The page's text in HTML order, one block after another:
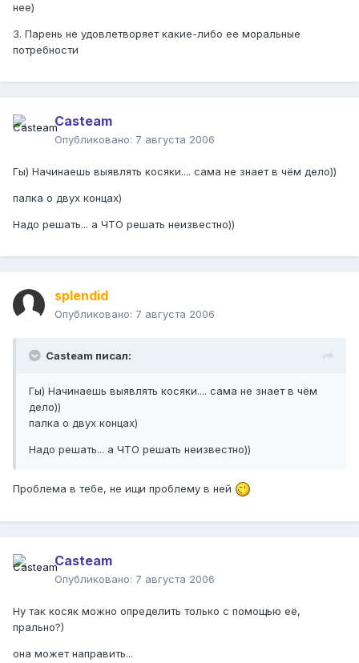
нее)
3. Парень не удовлетворяет какие-либо ее моральные
потребности
Casteam
Опубликовано: 7 августа 2006
Гы) Начинаешь выявлять косяки.... сама не знает в чём дело))
палка о двух концах)
Надо решать... а ЧТО решать неизвестно))
splendid
Опубликовано: 7 августа 2006
Casteam писал:
Гы) Начинаешь выявлять косяки.... сама не знает в чём
дело))
палка о двух концах)
Надо решать... а ЧТО решать неизвестно))
Проблема в тебе, не ищи проблему в ней
Casteam
Опубликовано: 7 августа 2006
Ну так косяк можно определить только с помощью её,
прально?)
она может направить...